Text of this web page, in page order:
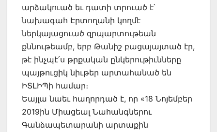
արձակուած եւ դատի տրուած է՝
նախագահ Էրտողանի կողմէ
ներկայացուած զրպարտութեան
քննութեամբ, երբ Թանիշ բացայայտած էր,
թէ ինչպէ՛ս թրքական ընկերութիւնները
պայթուցիկ նիւթեր արտահանած են
ԻՏԼԻՊի համար։
Եայլա նաեւ հաղորդած է, որ «18 Նոյեմբեր
2019ին Միացեալ Նահանգներու
Գանձապետարանի արտաքին